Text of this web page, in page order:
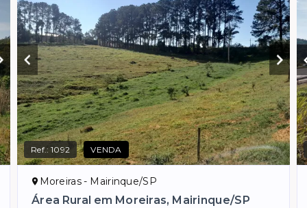
Ref.:1092 VENDA
Moreiras - Mairinque/SP
Área Rural em Moreiras, Mairinque/SP